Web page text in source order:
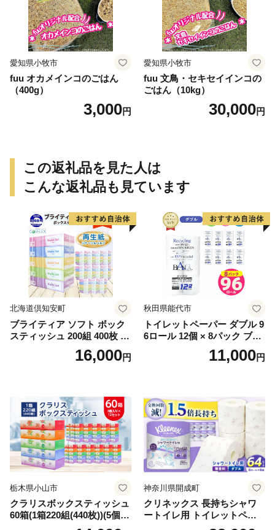
愛知県小牧市
fuu オカメインコのごはん
（400g）
3,000円
愛知県小牧市
fuu 文鳥・セキセイインコの
ごはん（10kg）
30,000円
この返礼品を見た人は
こんな返礼品も見ています
北海道倶知安町
ブライティア ソフト ボック
スティッシュ 200組 400枚 60
箱 日本製 まとめ買い ティッ
シュ リサイクル 長持 防災 常
倶知安町 日用品
16,000円
秋田県能代市
トイレットペーパー ダブル 9
6ロール 12個 × 8パック ブラ
ンカ 再生紙 100％ 芯あり 日
用品 消耗品 無香料 生活用品
11,000円
栃木県小山市
クラリスボックスティッシュ
60箱(1箱220組(440枚))(5個入
り×12セット)【1256759】
神奈川県開成町
クリネックス 長持ちシャワ
ートイレ用 トイレットペー
パー（ダブル）64ロール(8ロ